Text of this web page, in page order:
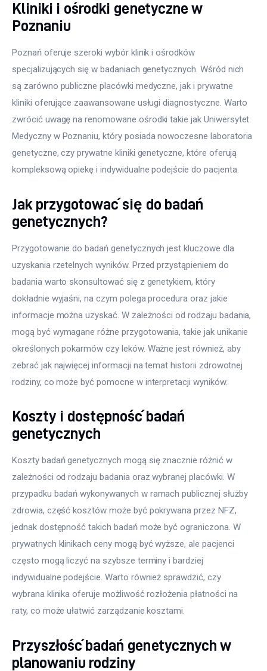
Kliniki i ośrodki genetyczne w
Poznaniu
Poznań oferuje szeroki wybór klinik i ośrodków
specjalizujących się w badaniach genetycznych. Wśród nich
są zarówno publiczne placówki medyczne, jak i prywatne
kliniki oferujące zaawansowane usługi diagnostyczne. Warto
zwrócić uwagę na renomowane ośrodki takie jak Uniwersytet
Medyczny w Poznaniu, który posiada nowoczesne laboratoria
genetyczne, czy prywatne kliniki genetyczne, które oferują
kompleksową opiekę i indywidualne podejście do pacjenta.
Jak przygotować się do badań
genetycznych?
Przygotowanie do badań genetycznych jest kluczowe dla
uzyskania rzetelnych wyników. Przed przystąpieniem do
badania warto skonsultować się z genetykiem, który
dokładnie wyjaśni, na czym polega procedura oraz jakie
informacje można uzyskać. W zależności od rodzaju badania,
mogą być wymagane różne przygotowania, takie jak unikanie
określonych pokarmów czy leków. Ważne jest również, aby
zebrać jak najwięcej informacji na temat historii zdrowotnej
rodziny, co może być pomocne w interpretacji wyników.
Koszty i dostępność badań
genetycznych
Koszty badań genetycznych mogą się znacznie różnić w
zależności od rodzaju badania oraz wybranej placówki. W
przypadku badań wykonywanych w ramach publicznej służby
zdrowia, część kosztów może być pokrywana przez NFZ,
jednak dostępność takich badań może być ograniczona. W
prywatnych klinikach ceny mogą być wyższe, ale pacjenci
często mogą liczyć na szybsze terminy i bardziej
indywidualne podejście. Warto również sprawdzić, czy
wybrana klinika oferuje możliwość rozłożenia płatności na
raty, co może ułatwić zarządzanie kosztami.
Przyszłość badań genetycznych w
planowaniu rodziny